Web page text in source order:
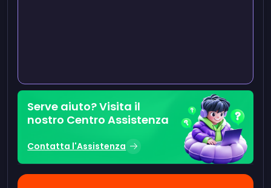
Serve aiuto? Visita il
nostro Centro Assistenza
Contatta l'Assistenza